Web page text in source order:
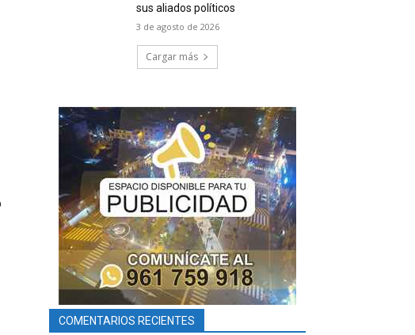
sus aliados políticos
3 de agosto de 2026
Cargar más
COMENTARIOS RECIENTES